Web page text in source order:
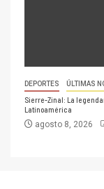
DEPORTES ÚLTIMAS
Sierre-Zinal: La
Latinoamérica
agosto 8, 2026